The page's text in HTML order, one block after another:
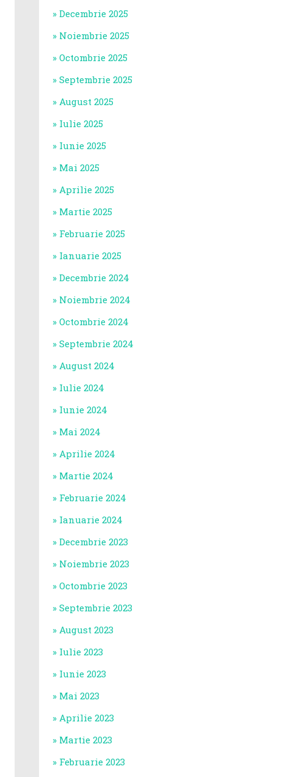
Decembrie 2025
Noiembrie 2025
Octombrie 2025
Septembrie 2025
August 2025
Iulie 2025
Iunie 2025
Mai 2025
Aprilie 2025
Martie 2025
Februarie 2025
Ianuarie 2025
Decembrie 2024
Noiembrie 2024
Octombrie 2024
Septembrie 2024
August 2024
Iulie 2024
Iunie 2024
Mai 2024
Aprilie 2024
Martie 2024
Februarie 2024
Ianuarie 2024
Decembrie 2023
Noiembrie 2023
Octombrie 2023
Septembrie 2023
August 2023
Iulie 2023
Iunie 2023
Mai 2023
Aprilie 2023
Martie 2023
Februarie 2023